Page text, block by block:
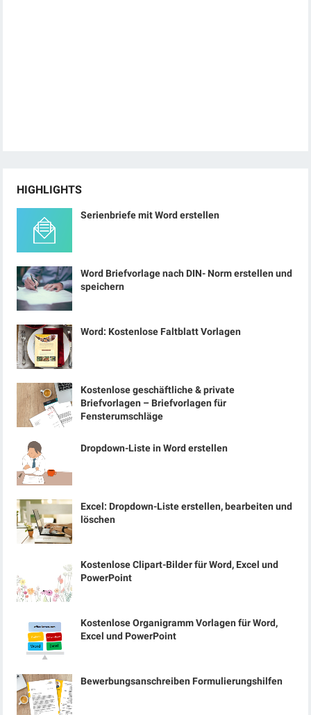
HIGHLIGHTS
Serienbriefe mit Word erstellen
Word Briefvorlage nach DIN- Norm erstellen und
speichern
Word: Kostenlose Faltblatt Vorlagen
Kostenlose geschäftliche & private
Briefvorlagen – Briefvorlagen für
Fensterumschläge
Dropdown-Liste in Word erstellen
Excel: Dropdown-Liste erstellen, bearbeiten und
löschen
Kostenlose Clipart-Bilder für Word, Excel und
PowerPoint
Kostenlose Organigramm Vorlagen für Word,
Excel und PowerPoint
Bewerbungsanschreiben Formulierungshilfen